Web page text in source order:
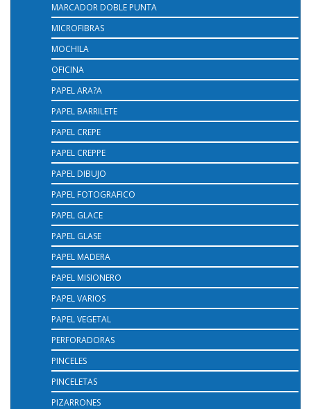
MARCADOR DOBLE PUNTA
MICROFIBRAS
MOCHILA
OFICINA
PAPEL ARA?A
PAPEL BARRILETE
PAPEL CREPE
PAPEL CREPPE
PAPEL DIBUJO
PAPEL FOTOGRAFICO
PAPEL GLACE
PAPEL GLASE
PAPEL MADERA
PAPEL MISIONERO
PAPEL VARIOS
PAPEL VEGETAL
PERFORADORAS
PINCELES
PINCELETAS
PIZARRONES